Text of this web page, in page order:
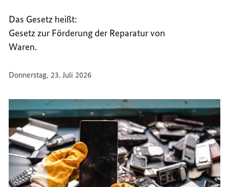
Das Gesetz heißt:
Gesetz zur Förderung der Reparatur von
Waren.
Donnerstag, 23. Juli 2026